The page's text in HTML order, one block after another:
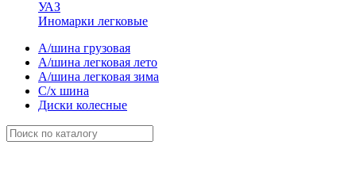
УАЗ
Иномарки легковые
А/шина грузовая
А/шина легковая лето
А/шина легковая зима
С/х шина
Диски колесные